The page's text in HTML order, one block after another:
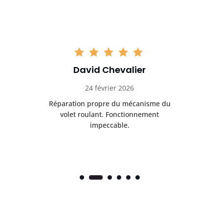
David Chevalier
24 février 2026
Réparation propre du mécanisme du
volet roulant. Fonctionnement
impeccable.